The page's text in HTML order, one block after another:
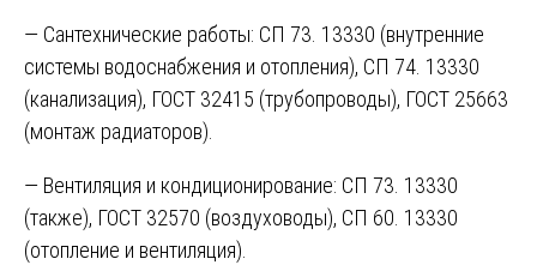
— Сантехнические работы: СП 73. 13330 (внутренние
системы водоснабжения и отопления), СП 74. 13330
(канализация), ГОСТ 32415 (трубопроводы), ГОСТ 25663
(монтаж радиаторов).
— Вентиляция и кондиционирование: СП 73. 13330
(также), ГОСТ 32570 (воздуховоды), СП 60. 13330
(отопление и вентиляция).